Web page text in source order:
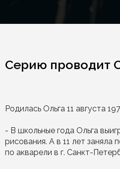
Серию проводит
Родилась Ольга 11 августа
- В школьные года Ольга
рисования. А в 11 лет заняла
по акварели в г. Санкт-